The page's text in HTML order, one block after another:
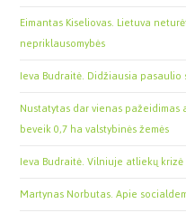
Eimantas Kiseliovas. Lietuva
nepriklausomybės
Ieva Budraitė. Didžiausia
Nustatytas dar vienas
beveik 0,7 ha valstybinės žemės
Ieva Budraitė. Vilniuje atliekų
Martynas Norbutas. Apie